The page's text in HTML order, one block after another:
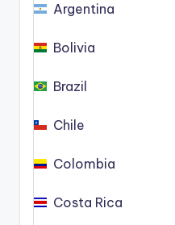
Argentina
Bolivia
Brazil
Chile
Colombia
Costa Rica